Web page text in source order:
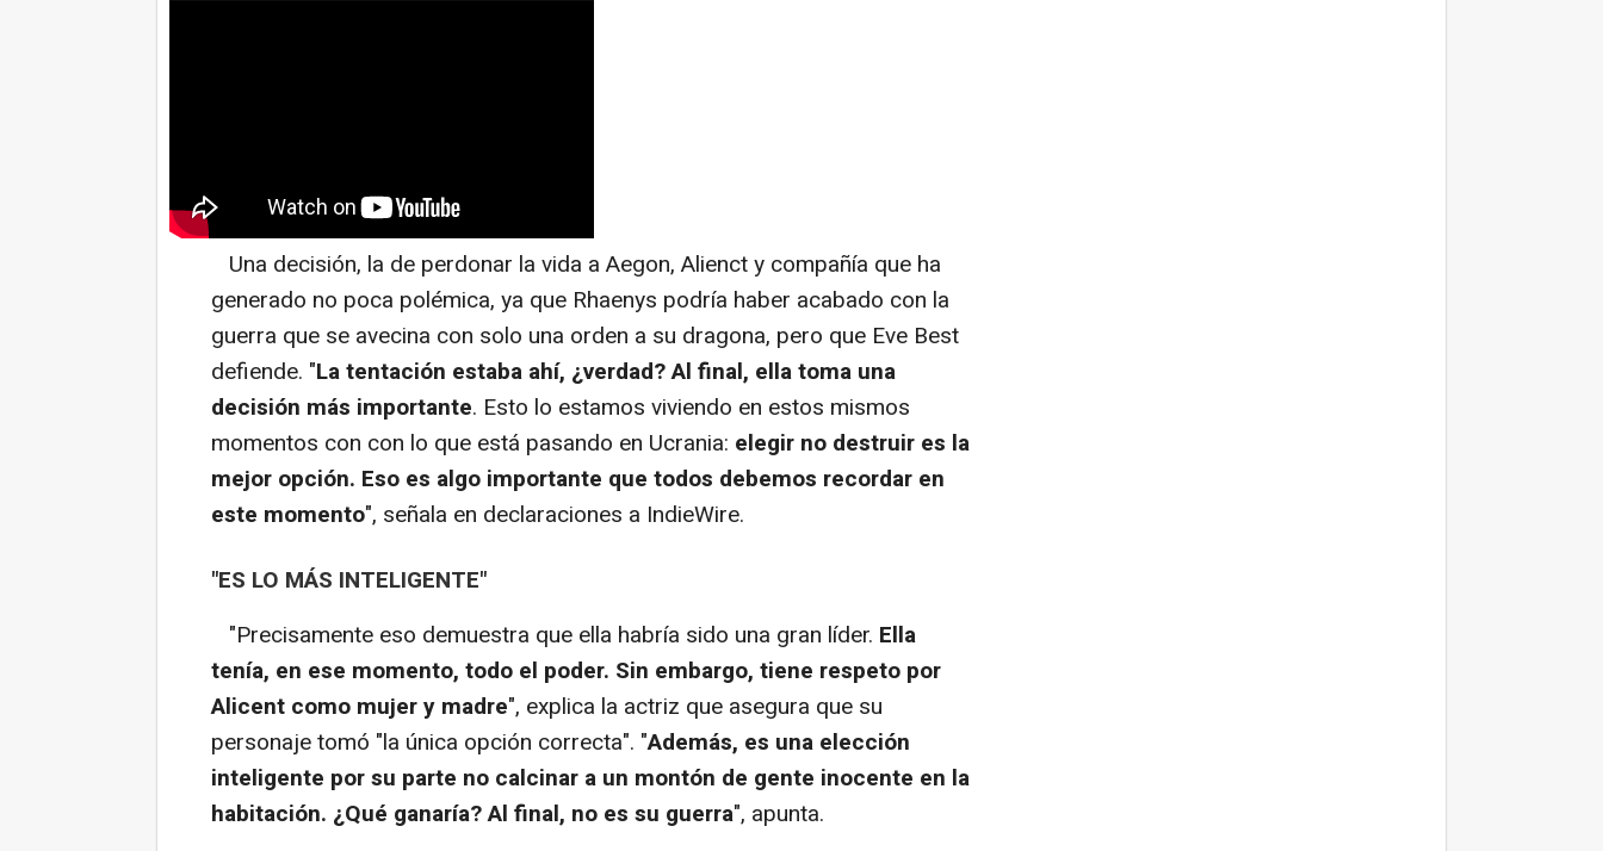
Una decisión, la de perdonar la vida a Aegon, Alienct y compañía que ha
generado no poca polémica, ya que Rhaenys podría haber acabado con la
guerra que se avecina con solo una orden a su dragona, pero que Eve Best
defiende. "La tentación estaba ahí, ¿verdad? Al final, ella toma una
decisión más importante. Esto lo estamos viviendo en estos mismos
momentos con con lo que está pasando en Ucrania: elegir no destruir es la
mejor opción. Eso es algo importante que todos debemos recordar en
este momento", señala en declaraciones a IndieWire.
"ES LO MÁS INTELIGENTE"
"Precisamente eso demuestra que ella habría sido una gran líder. Ella
tenía, en ese momento, todo el poder. Sin embargo, tiene respeto por
Alicent como mujer y madre", explica la actriz que asegura que su
personaje tomó "la única opción correcta". "Además, es una elección
inteligente por su parte no calcinar a un montón de gente inocente en la
habitación. ¿Qué ganaría? Al final, no es su guerra", apunta.